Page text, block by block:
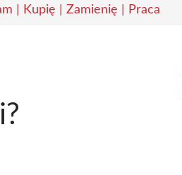
| Kupię | Zamienię | Praca